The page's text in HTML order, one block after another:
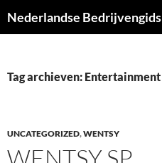
naar
Nederlandse Bedrijvengids
Tag archieven: Entertainment
UNCATEGORIZED,WENTSY